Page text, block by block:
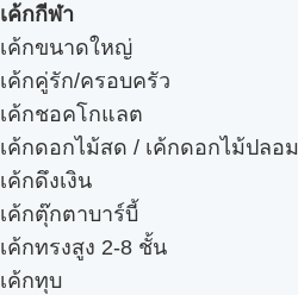
เค้กกีฬา
เค้กขนาดใหญ่
เค้กคู่รัก/ครอบครัว
เค้กชอคโกแลต
เค้กดอกไม้สด / เค้กดอกไม้ปลอม
เค้กดึงเงิน
เค้กตุ๊กตาบาร์บี้
เค้กทรงสูง 2-8 ชั้น
เค้กทุบ